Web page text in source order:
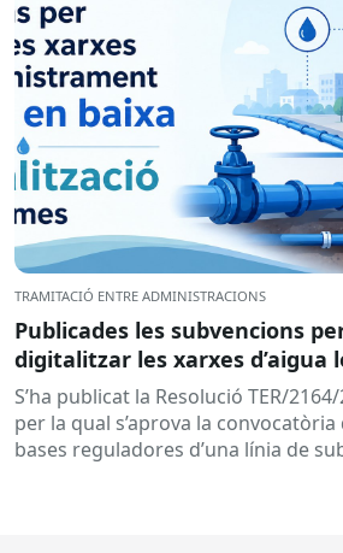
TRAMITACIÓ ENTRE ADMINISTRACIONS
Publicades les subvencions
digitalitzar les xarxes d’aigua
S’ha publicat la Resolució TER/
per la qual s’aprova la
bases reguladores d’una línia de